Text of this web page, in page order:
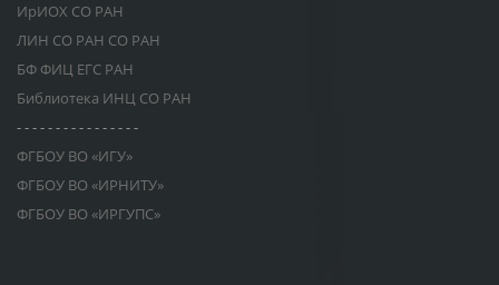
ИрИОХ СО РАН
ЛИН СО РАН СО РАН
БФ ФИЦ ЕГС РАН
Библиотека ИНЦ СО РАН
- - - - - - - - - - - - - - - -
ФГБОУ ВО «ИГУ»
ФГБОУ ВО «ИРНИТУ»
ФГБОУ ВО «ИРГУПС»